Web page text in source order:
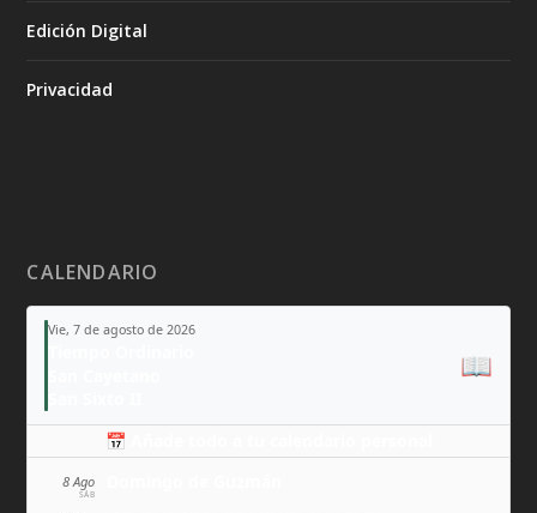
Edición Digital
Privacidad
CALENDARIO
Vie, 7 de agosto de 2026
📖
📅 Añade todo a tu calendario personal
8 Ago
SÁB